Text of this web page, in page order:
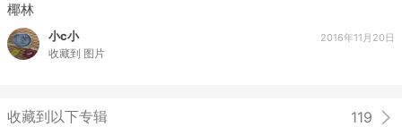
椰林
小c小
收藏到 图片
2016年11月20日
收藏到以下专辑 119